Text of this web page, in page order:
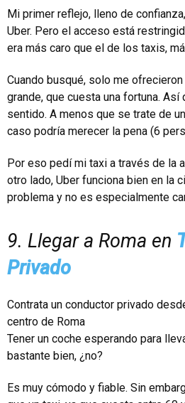
Mi primer reflejo, lleno de
Uber. Pero el acceso está
era más caro que el de los taxis,
Cuando busqué, solo me
grande, que cuesta una fortuna. Así
sentido. A menos que se trate de
caso podría merecer la pena (6
Por eso pedí mi taxi a través de la
otro lado, Uber funciona bien en la
problema y no es especialmente
9. Llegar a Roma en
Privado
Contrata un conductor privado
centro de Roma
Tener un coche esperando para
bastante bien, ¿no?
Es muy cómodo y fiable. Sin